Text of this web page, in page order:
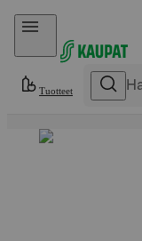
Hyppää sisältöön
Tuotteet